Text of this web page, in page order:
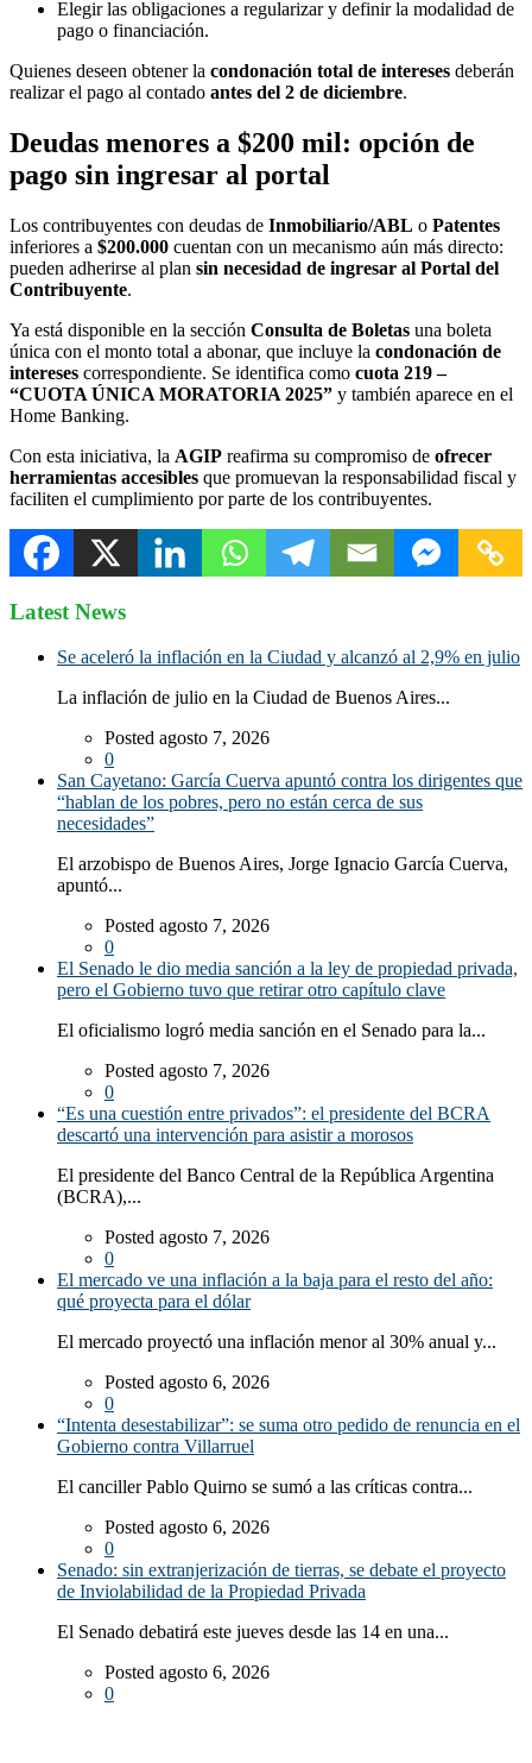
Elegir las obligaciones a regularizar y definir la modalidad de
pago o financiación.
Quienes deseen obtener la condonación total de intereses deberán
realizar el pago al contado antes del 2 de diciembre.
Deudas menores a $200 mil: opción de
pago sin ingresar al portal
Los contribuyentes con deudas de Inmobiliario/ABL o Patentes
inferiores a $200.000 cuentan con un mecanismo aún más directo:
pueden adherirse al plan sin necesidad de ingresar al Portal del
Contribuyente.
Ya está disponible en la sección Consulta de Boletas una boleta
única con el monto total a abonar, que incluye la condonación de
intereses correspondiente. Se identifica como cuota 219 –
“CUOTA ÚNICA MORATORIA 2025” y también aparece en el
Home Banking.
Con esta iniciativa, la AGIP reafirma su compromiso de ofrecer
herramientas accesibles que promuevan la responsabilidad fiscal y
faciliten el cumplimiento por parte de los contribuyentes.
Latest News
Se aceleró la inflación en la Ciudad y alcanzó al 2,9% en julio
La inflación de julio en la Ciudad de Buenos Aires...
Posted agosto 7, 2026
0
San Cayetano: García Cuerva apuntó contra los dirigentes que
“hablan de los pobres, pero no están cerca de sus
necesidades”
El arzobispo de Buenos Aires, Jorge Ignacio García Cuerva,
apuntó...
Posted agosto 7, 2026
0
El Senado le dio media sanción a la ley de propiedad privada,
pero el Gobierno tuvo que retirar otro capítulo clave
El oficialismo logró media sanción en el Senado para la...
Posted agosto 7, 2026
0
“Es una cuestión entre privados”: el presidente del BCRA
descartó una intervención para asistir a morosos
El presidente del Banco Central de la República Argentina
(BCRA),...
Posted agosto 7, 2026
0
El mercado ve una inflación a la baja para el resto del año:
qué proyecta para el dólar
El mercado proyectó una inflación menor al 30% anual y...
Posted agosto 6, 2026
0
“Intenta desestabilizar”: se suma otro pedido de renuncia en el
Gobierno contra Villarruel
El canciller Pablo Quirno se sumó a las críticas contra...
Posted agosto 6, 2026
0
Senado: sin extranjerización de tierras, se debate el proyecto
de Inviolabilidad de la Propiedad Privada
El Senado debatirá este jueves desde las 14 en una...
Posted agosto 6, 2026
0